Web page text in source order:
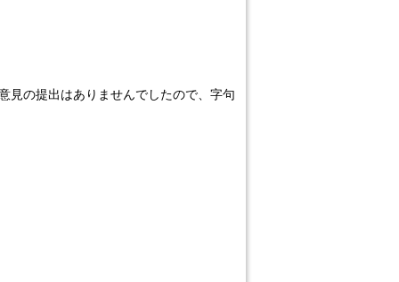
見の提出はありませんでしたので、字句